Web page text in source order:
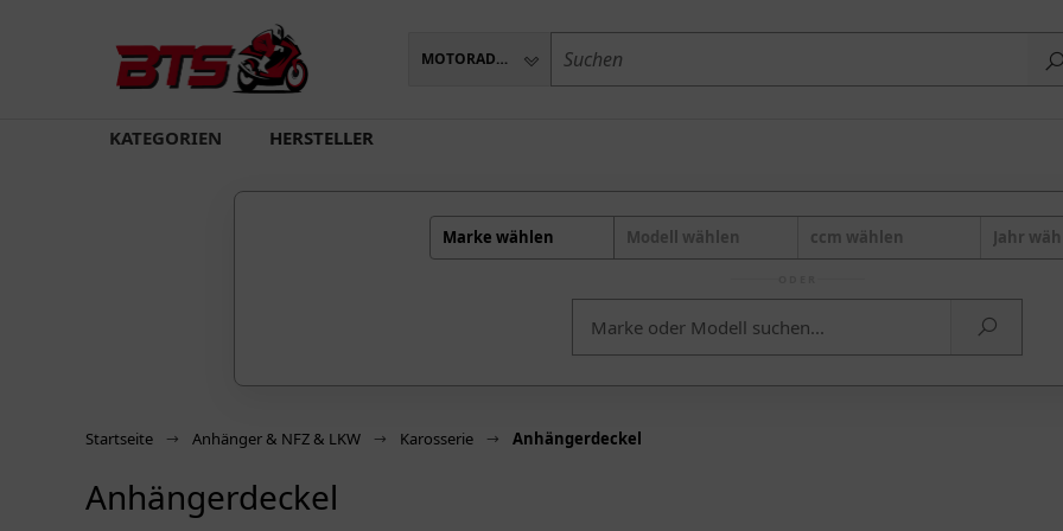
MOTORADTEILE
KATEGORIEN HERSTELLER
Marke wählen Modell wählen ccm wählen Jahr
Startseite Anhänger & NFZ & LKW Karosserie Anhängerdeckel
Anhängerdeckel